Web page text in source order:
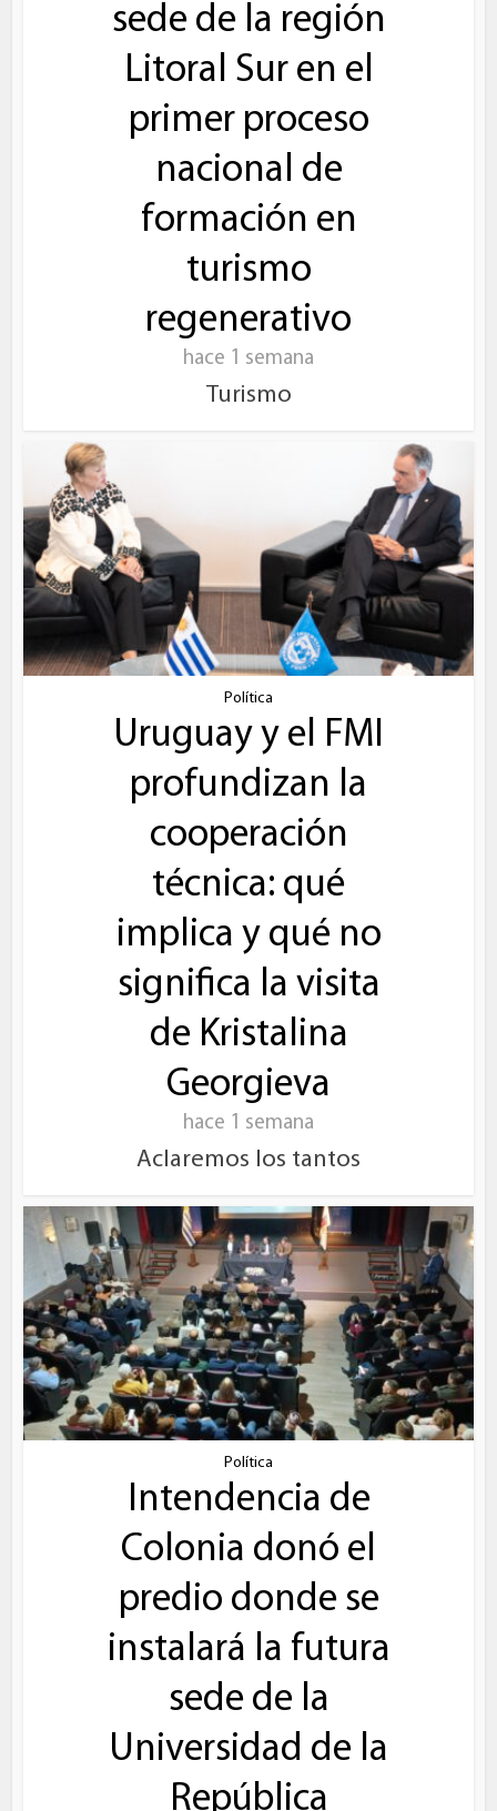
sede de la región
Litoral Sur en el
primer proceso
nacional de
formación en
turismo
regenerativo
hace 1 semana
Turismo
Política
Uruguay y el FMI
profundizan la
cooperación
técnica: qué
implica y qué no
significa la visita
de Kristalina
Georgieva
hace 1 semana
Aclaremos los tantos
Política
Intendencia de
Colonia donó el
predio donde se
instalará la futura
sede de la
Universidad de la
República